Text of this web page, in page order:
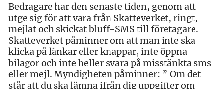
Bedragare har den senaste tiden, genom att
utge sig för att vara från Skatteverket, ringt,
mejlat och skickat bluff-SMS till företagare.
Skatteverket påminner om att man inte ska
klicka på länkar eller knappar, inte öppna
bilagor och inte heller svara på misstänkta sms
eller mejl. Myndigheten påminner: ” Om det
står att du ska lämna ifrån dig uppgifter om